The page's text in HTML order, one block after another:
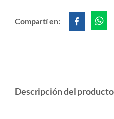
Compartí en:
Descripción del producto